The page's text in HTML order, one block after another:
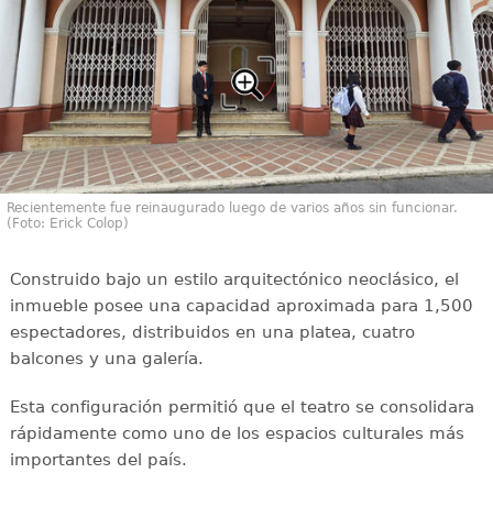
Recientemente fue reinaugurado luego de varios años sin funcionar.
(Foto: Erick Colop)
Construido bajo un estilo arquitectónico neoclásico, el
inmueble posee una capacidad aproximada para 1,500
espectadores, distribuidos en una platea, cuatro
balcones y una galería.
Esta configuración permitió que el teatro se consolidara
rápidamente como uno de los espacios culturales más
importantes del país.